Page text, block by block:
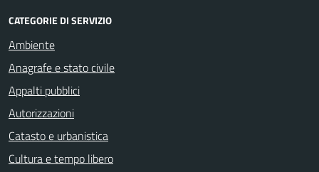
CATEGORIE DI SERVIZIO
Ambiente
Anagrafe e stato civile
Appalti pubblici
Autorizzazioni
Catasto e urbanistica
Cultura e tempo libero